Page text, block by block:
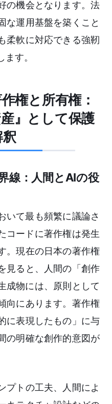
の機会となります。法
な運用基盤を築くこと
柔軟に対応できる強靭
す。
権と所有権：
』として保護
線：人間とAIの役
いて最も頻繁に議論さ
コードに著作権は発生
。現在の日本の著作権
見ると、人間の「創作
成物には、原則として
向にあります。著作権
に表現したもの」に与
の明確な創作的意図が
プトの工夫、人間によ